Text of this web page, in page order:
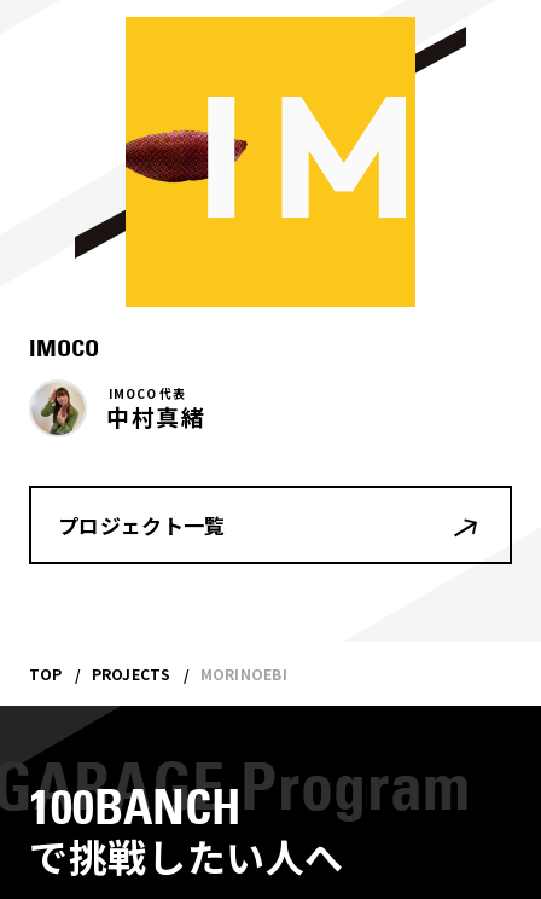
IMOCO
IMOCO 代表
中村真緒
プロジェクト一覧
TOP PROJECTS MORINOEBI
100BANCH
で挑戦したい人へ